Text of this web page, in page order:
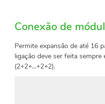
Conexão de
Permite expansão de até 16
ligação deve ser feita sempre
(2+2+...+2+2).